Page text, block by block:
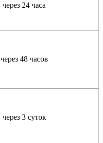
через 24 часа
через 48 часов
через 3 суток